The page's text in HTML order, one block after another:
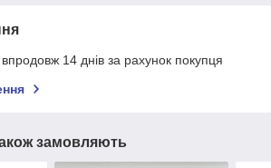
14 днів за рахунок покупця
замовляють